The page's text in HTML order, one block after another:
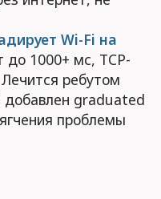
Wi-Fi на
1000+ мс, TCP-
ребутом
graduated
проблемы